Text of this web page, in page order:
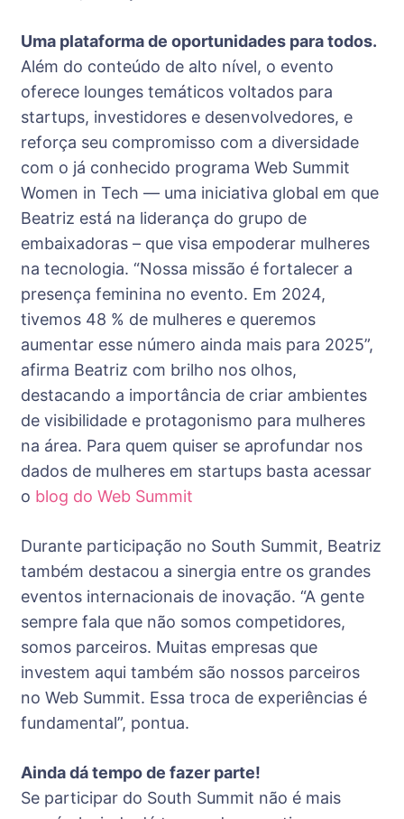
Uma plataforma de oportunidades para todos.
Além do conteúdo de alto nível, o evento
oferece lounges temáticos voltados para
startups, investidores e desenvolvedores, e
reforça seu compromisso com a diversidade
com o já conhecido programa Web Summit
Women in Tech — uma iniciativa global em que
Beatriz está na liderança do grupo de
embaixadoras – que visa empoderar mulheres
na tecnologia. “Nossa missão é fortalecer a
presença feminina no evento. Em 2024,
tivemos 48 % de mulheres e queremos
aumentar esse número ainda mais para 2025”,
afirma Beatriz com brilho nos olhos,
destacando a importância de criar ambientes
de visibilidade e protagonismo para mulheres
na área. Para quem quiser se aprofundar nos
dados de mulheres em startups basta acessar
o blog do Web Summit
Durante participação no South Summit, Beatriz
também destacou a sinergia entre os grandes
eventos internacionais de inovação. “A gente
sempre fala que não somos competidores,
somos parceiros. Muitas empresas que
investem aqui também são nossos parceiros
no Web Summit. Essa troca de experiências é
fundamental”, pontua.
Ainda dá tempo de fazer parte!
Se participar do South Summit não é mais